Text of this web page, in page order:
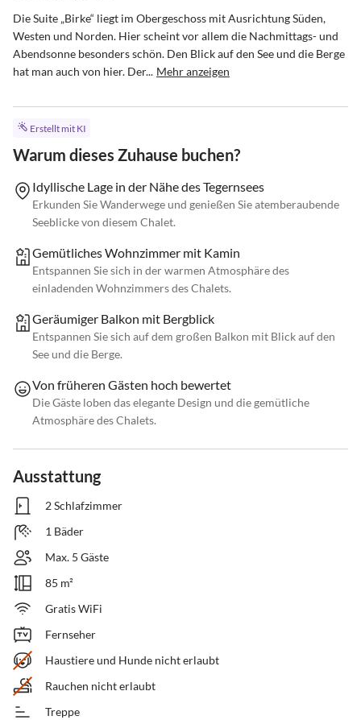
Die Suite „Birke“ liegt im Obergeschoss mit Ausrichtung Süden,
Westen und Norden. Hier scheint vor allem die Nachmittags- und
Abendsonne besonders schön. Den Blick auf den See und die Berge
hat man auch von hier. Der... Mehr anzeigen
Erstellt mit KI
Warum dieses Zuhause buchen?
Idyllische Lage in der Nähe des Tegernsees
Erkunden Sie Wanderwege und genießen Sie atemberaubende
Seeblicke von diesem Chalet.
Gemütliches Wohnzimmer mit Kamin
Entspannen Sie sich in der warmen Atmosphäre des
einladenden Wohnzimmers des Chalets.
Geräumiger Balkon mit Bergblick
Entspannen Sie sich auf dem großen Balkon mit Blick auf den
See und die Berge.
Von früheren Gästen hoch bewertet
Die Gäste loben das elegante Design und die gemütliche
Atmosphäre des Chalets.
Ausstattung
2 Schlafzimmer
1 Bäder
Max. 5 Gäste
85 m²
Gratis WiFi
Fernseher
Haustiere und Hunde nicht erlaubt
Rauchen nicht erlaubt
Treppe